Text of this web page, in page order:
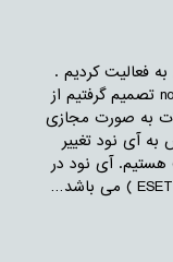
به فعالیت کردیم .
سپس در سال ۸۸ با خرید دامنه nodpars.com تصمیم گرفتیم از
به صورت مجازی
پارس به آی نود تغییر
هستیم. آی نود در